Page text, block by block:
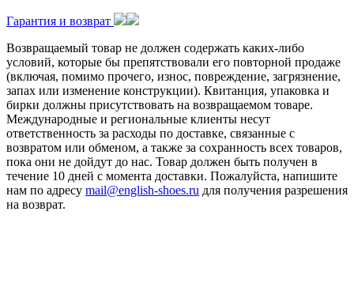
Гарантия и возврат
Возвращаемый товар не должен содержать каких-либо
условий, которые бы препятствовали его повторной продаже
(включая, помимо прочего, износ, повреждение, загрязнение,
запах или изменение конструкции). Квитанция, упаковка и
бирки должны присутствовать на возвращаемом товаре.
Международные и региональные клиенты несут
ответственность за расходы по доставке, связанные с
возвратом или обменом, а также за сохранность всех товаров,
пока они не дойдут до нас. Товар должен быть получен в
течение 10 дней с момента доставки. Пожалуйста, напишите
нам по адресу mail@english-shoes.ru для получения разрешения
на возврат.